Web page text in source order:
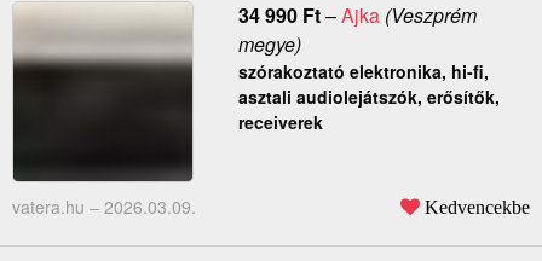
34 990 Ft–Ajka(Veszprém
megye)
szórakoztató elektronika, hi-fi,
asztali audiolejátszók, erősítők,
receiverek
vatera.hu – 2026.03.09. Kedvencekbe